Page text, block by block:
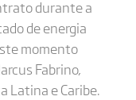
durante a
de energia
momento
Fabrino,
Latina e Caribe.